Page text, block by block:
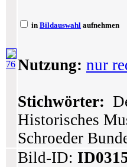
76
in Bildauswahl aufnehmen
Nutzung: nur
Stichwörter:
Historisches
Schroeder
Bild-ID: